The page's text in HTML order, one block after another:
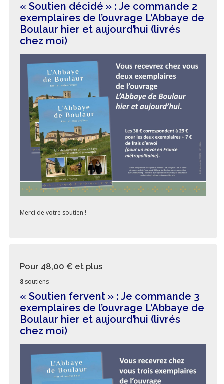
« Soutien décidé » : Je commande 2
exemplaires de l’ouvrage L’Abbaye de
Boulaur hier et aujourd’hui (livrés
chez moi)
Merci de votre soutien !
Pour 48,00 € et plus
8 soutiens
« Soutien fervent » : Je commande 3
exemplaires de l’ouvrage L’Abbaye de
Boulaur hier et aujourd’hui (livrés
chez moi)